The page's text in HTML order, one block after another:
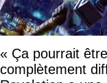
« Ça pourrait
complètement